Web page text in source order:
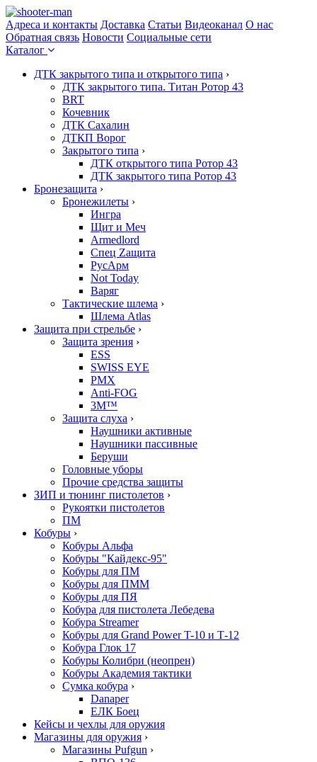
Адреса и контакты Доставка Статьи Видеоканал О нас
Обратная связь Новости Социальные сети
Каталог
ДТК закрытого типа и открытого типа ›
ДТК закрытого типа. Титан Ротор 43
BRT
Кочевник
ДТК Сахалин
ДТКП Ворог
Закрытого типа ›
ДТК открытого типа Ротор 43
ДТК закрытого типа Ротор 43
Бронезащита ›
Бронежилеты ›
Ингра
Щит и Меч
Armedlord
Спец Zащита
РусАрм
Not Today
Варяг
Тактические шлема ›
Шлема Atlas
Защита при стрельбе ›
Защита зрения ›
ESS
SWISS EYE
PMX
Anti-FOG
3M™
Защита слуха ›
Наушники активные
Наушники пассивные
Беруши
Головные уборы
Прочие средства защиты
ЗИП и тюнинг пистолетов ›
Рукоятки пистолетов
ПМ
Кобуры ›
Кобуры Альфа
Кобуры "Кайдекс-95"
Кобуры для ПМ
Кобуры для ПММ
Кобуры для ПЯ
Кобура для пистолета Лебедева
Кобура Streamer
Кобуры для Grand Power T-10 и Т-12
Кобура Глок 17
Кобуры Колибри (неопрен)
Кобуры Академия тактики
Сумка кобура ›
Danaper
ЕЛК Боец
Кейсы и чехлы для оружия
Магазины для оружия ›
Магазины Pufgun ›